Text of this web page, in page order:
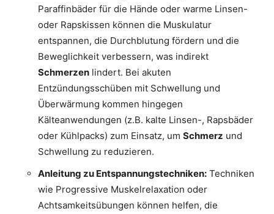
Paraffinbäder für die Hände oder warme Linsen-
oder Rapskissen können die Muskulatur
entspannen, die Durchblutung fördern und die
Beweglichkeit verbessern, was indirekt
Schmerzen lindert. Bei akuten
Entzündungsschüben mit Schwellung und
Überwärmung kommen hingegen
Kälteanwendungen (z.B. kalte Linsen-, Rapsbäder
oder Kühlpacks) zum Einsatz, um Schmerz und
Schwellung zu reduzieren.
Anleitung zu Entspannungstechniken: Techniken
wie Progressive Muskelrelaxation oder
Achtsamkeitsübungen können helfen, die